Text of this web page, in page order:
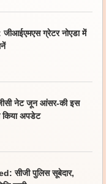
ग्रेटर नोएडा में
नेट जून आंसर-की इस
अपडेट
सीजी पुलिस सूबेदार,